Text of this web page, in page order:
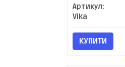
Артикул:
Vika
КУПИТИ